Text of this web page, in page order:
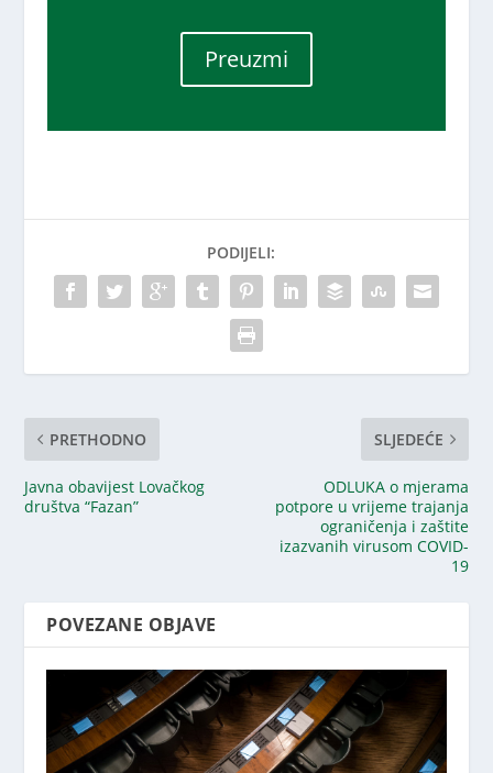
Preuzmi
PODIJELI:
PRETHODNO
Javna obavijest Lovačkog
društva “Fazan”
SLJEDEĆE
ODLUKA o mjerama
potpore u vrijeme trajanja
ograničenja i zaštite
izazvanih virusom COVID-
19
POVEZANE OBJAVE